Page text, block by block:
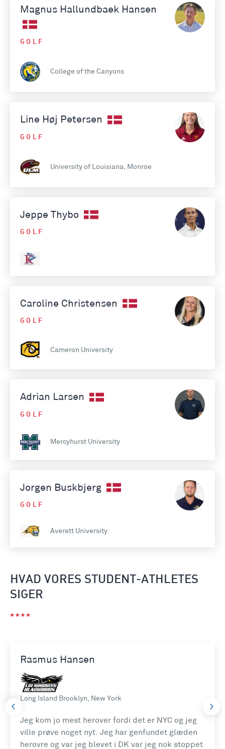
Magnus Hallundbaek Hansen
GOLF
College of the Canyons
Line Høj Petersen
GOLF
University of Louisiana, Monroe
Jeppe Thybo
GOLF
Caroline Christensen
GOLF
Cameron University
Adrian Larsen
GOLF
Mercyhurst University
Jorgen Buskbjerg
GOLF
Averett University
HVAD VORES STUDENT-ATHLETES
SIGER
Rasmus Hansen
Long Island Brooklyn, New York
Jeg kom jo mest herover fordi det er NYC og jeg
ville prøve noget nyt. Jeg har genfundet glæden
herovre og var jeg blevet i DK var jeg nok stoppet